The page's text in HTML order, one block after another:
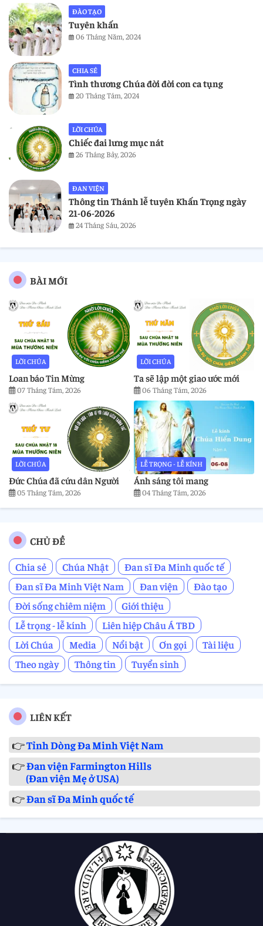
ĐÀO TẠO
Tuyên khấn
06 Tháng Năm, 2024
CHIA SẺ
Tình thương Chúa đời đời con ca tụng
20 Tháng Tám, 2024
LỜI CHÚA
Chiếc đai lưng mục nát
26 Tháng Bảy, 2026
ĐAN VIỆN
Thông tin Thánh lễ tuyên Khấn Trọng ngày
21-06-2026
24 Tháng Sáu, 2026
BÀI MỚI
LỜI CHÚA
Loan báo Tin Mừng
07 Tháng Tám, 2026
LỜI CHÚA
Ta sẽ lập một giao ước mới
06 Tháng Tám, 2026
LỜI CHÚA
Đức Chúa đã cứu dân Người
05 Tháng Tám, 2026
LỄ TRỌNG - LỄ KÍNH
Ánh sáng tôi mang
04 Tháng Tám, 2026
CHỦ ĐỀ
Chia sẻ
Chúa Nhật
Đan sĩ Đa Minh quốc tế
Đan sĩ Đa Minh Việt Nam
Đan viện
Đào tạo
Đời sống chiêm niệm
Giới thiệu
Lễ trọng - lễ kính
Liên hiệp Châu Á TBD
Lời Chúa
Media Nổi bật Ơn gọi
Tài liệu
Theo ngày
Thông tin Tuyển sinh
LIÊN KẾT
👉Tỉnh Dòng Đa Minh Việt Nam
👉Đan viện Farmington Hills
(Đan viện Mẹ ở USA)
👉Đan sĩ Đa Minh quốc tế